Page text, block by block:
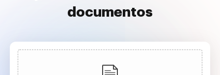
documentos